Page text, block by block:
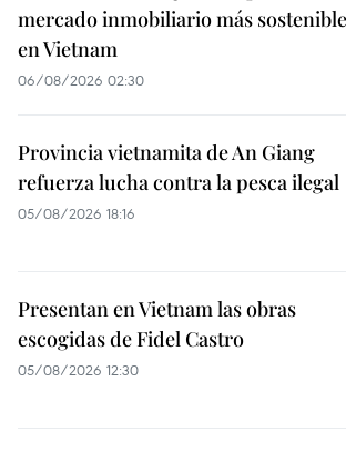
mercado inmobiliario más sostenible
en Vietnam
06/08/2026 02:30
Provincia vietnamita de An Giang
refuerza lucha contra la pesca ilegal
05/08/2026 18:16
Presentan en Vietnam las obras
escogidas de Fidel Castro
05/08/2026 12:30